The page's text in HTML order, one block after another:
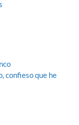
confieso que he